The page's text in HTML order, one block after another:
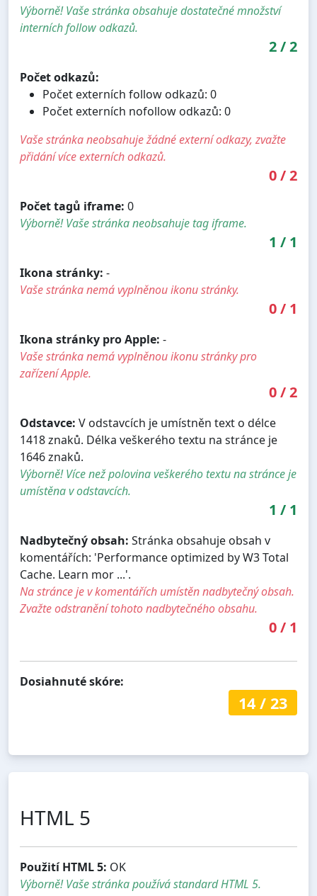
Výborně! Vaše stránka obsahuje dostatečné množství
interních follow odkazů.
2/2
Počet odkazů:
Počet externích follow odkazů: 0
Počet externích nofollow odkazů: 0
Vaše stránka neobsahuje žádné externí odkazy, zvažte
přidání více externích odkazů.
0/2
Počet tagů iframe: 0
Výborně! Vaše stránka neobsahuje tag iframe.
1 / 1
Ikona stránky: -
Vaše stránka nemá vyplněnou ikonu stránky.
0/ 1
Ikona stránky pro Apple: -
Vaše stránka nemá vyplněnou ikonu stránky pro
zařízení Apple.
0/2
Odstavce: V odstavcích je umístněn text o délce
1418 znaků. Délka veškerého textu na stránce je
1646 znaků.
Výborně! Více než polovina veškerého textu na stránce je
umístěna v odstavcích.
1 / 1
Nadbytečný obsah: Stránka obsahuje obsah v
komentářích: 'Performance optimized by W3 Total
Cache. Learn mor ...'.
Na stránce je v komentářích umístěn nadbytečný obsah.
Zvažte odstranění tohoto nadbytečného obsahu.
0/ 1
Dosiahnuté skóre:
14/ 23
HTML 5
Použití HTML 5: OK
Výborně! Vaše stránka používá standard HTML 5.